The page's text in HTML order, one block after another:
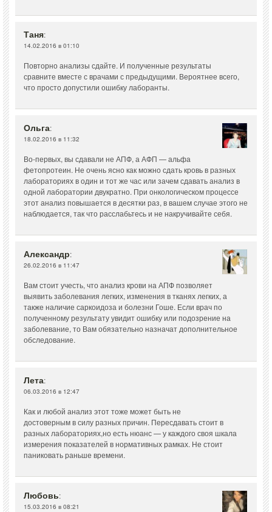
Таня:
14.02.2016 в 01:10
Повторно анализы сдайте. И полученные результаты
сравните вместе с врачами с предыдущими. Вероятнее всего,
что просто допустили ошибку лаборанты.
Ольга:
18.02.2016 в 11:32
Во-первых, вы сдавали не АПФ, а АФП — альфа
фетопротеин. Не очень ясно как можно сдать кровь в разных
лабораториях в один и тот же час или зачем сдавать анализ в
одной лаборатории двукратно. При онкологическом процессе
этот анализ повышается в десятки раз, в вашем случае этого не
наблюдается, так что расслабьтесь и не накручивайте себя.
Александр:
26.02.2016 в 11:47
Вам стоит учесть, что анализ крови на АПФ позволяет
выявить заболевания легких, изменения в тканях легких, а
также наличие саркоидоза и болезни Гоше. Если врач по
полученному результату увидит ошибку или подозрение на
заболевание, то Вам обязательно назначат дополнительное
обследование.
Лета:
06.03.2016 в 12:47
Как и любой анализ этот тоже может быть не
достоверным в силу разных причин. Пересдавать стоит в
разных лабораториях,но есть нюанс — у каждого своя шкала
измерения показателей в нормативных рамках. Не стоит
паниковать раньше времени.
Любовь:
15.03.2016 в 08:21